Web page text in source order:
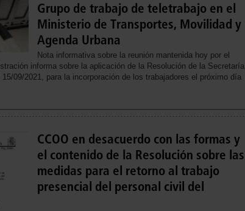
Grupo de trabajo de teletrabajo en el
Ministerio de Transportes, Movilidad y
Agenda Urbana
Nota informativa sobre la reunión mantenida hoy por el
informa sobre la aplicación de la Resolución de la Secretaría
09/2021, para la incorporación de los trabajadores el próximo día
CCOO en desacuerdo con las formas y
el contenido de la Resolución sobre las
medidas para el retorno al trabajo
presencial del personal civil del